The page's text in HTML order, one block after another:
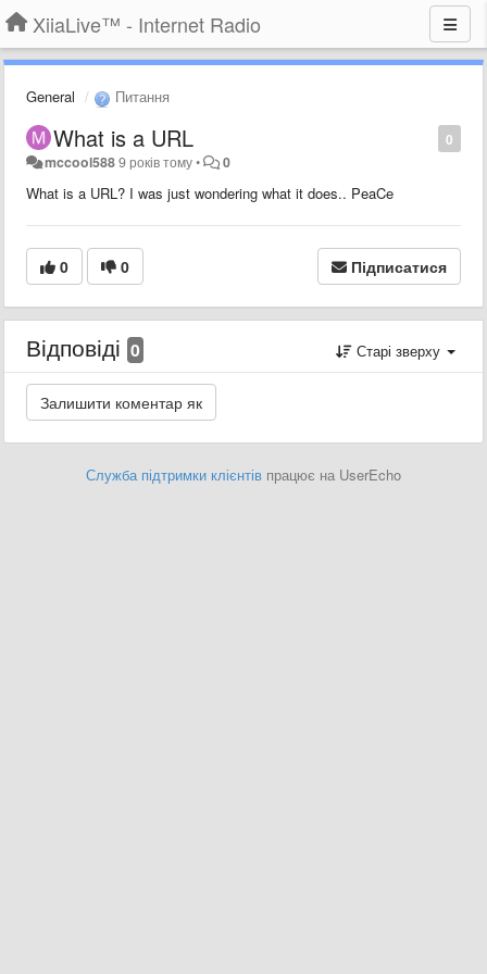
XiiaLive™ - Internet Radio
General Питання
0
What is a URL
mccool5889 років тому• 0
What is a URL? I was just wondering what it does.. PeaCe
0 0 Підписатися
Відповіді 0 Старі зверху
Служба підтримки клієнтів працює на UserEcho